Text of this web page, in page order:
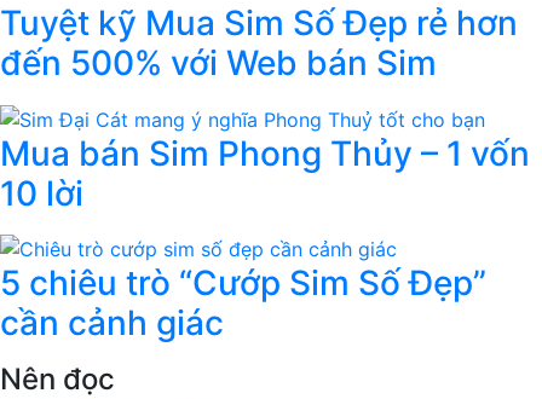
Tuyệt kỹ Mua Sim Số Đẹp rẻ hơn
đến 500% với Web bán Sim
Mua bán Sim Phong Thủy – 1 vốn
10 lời
5 chiêu trò “Cướp Sim Số Đẹp”
cần cảnh giác
Nên đọc